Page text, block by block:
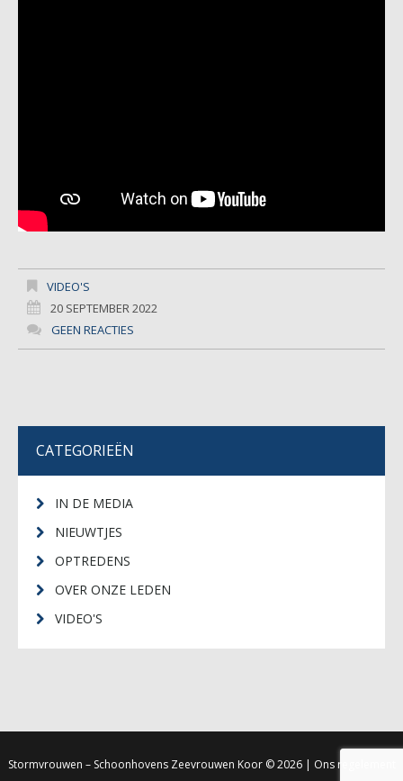
VIDEO'S
20 SEPTEMBER 2022
GEEN REACTIES
CATEGORIEËN
IN DE MEDIA
NIEUWTJES
OPTREDENS
OVER ONZE LEDEN
VIDEO'S
Stormvrouwen – Schoonhovens Zeevrouwen Koor© 2026 | Ons regelement